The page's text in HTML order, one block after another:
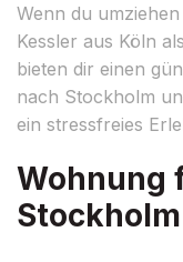
Wenn du
Kessler aus Köln
bieten dir einen
nach Stockholm
ein stressfreies
Wohnung
Stockholm